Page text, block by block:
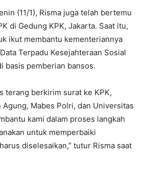
(11/1), Risma juga telah bertemu
di Gedung KPK, Jakarta. Saat itu,
ikut membantu kementeriannya
Terpadu Kesejahteraan Sosial
basis pemberian bansos.
terang berkirim surat ke KPK,
Agung, Mabes Polri, dan Universitas
kami dalam proses langkah
untuk memperbaiki
diselesaikan,” tutur Risma saat